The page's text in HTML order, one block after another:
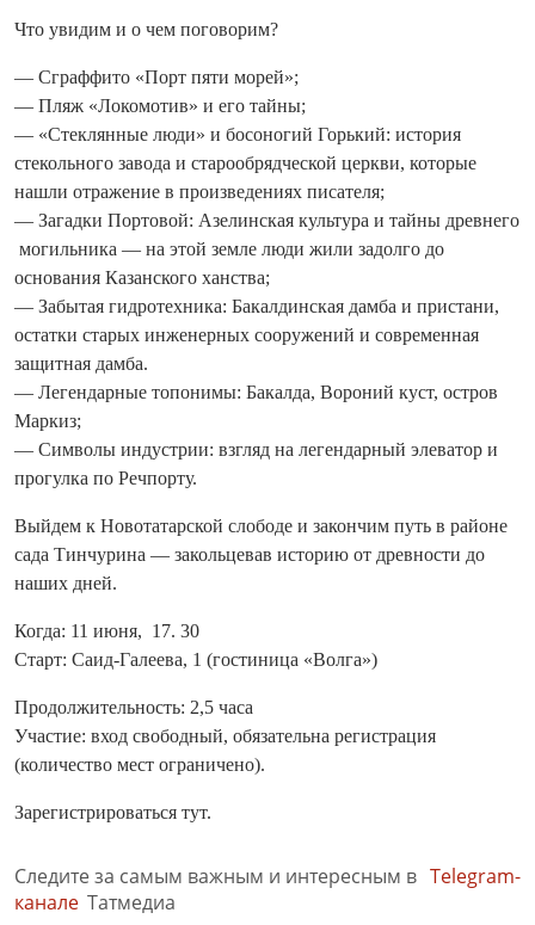
Что увидим и о чем поговорим?
— Сграффито «Порт пяти морей»;
— Пляж «Локомотив» и его тайны;
— «Стеклянные люди» и босоногий Горький: история
стекольного завода и старообрядческой церкви, которые
нашли отражение в произведениях писателя;
— Загадки Портовой: Азелинская культура и тайны древнего
могильника — на этой земле люди жили задолго до
основания Казанского ханства;
— Забытая гидротехника: Бакалдинская дамба и пристани,
остатки старых инженерных сооружений и современная
защитная дамба.
— Легендарные топонимы: Бакалда, Вороний куст, остров
Маркиз;
— Символы индустрии: взгляд на легендарный элеватор и
прогулка по Речпорту.
Выйдем к Новотатарской слободе и закончим путь в районе
сада Тинчурина — закольцевав историю от древности до
наших дней.
Когда: 11 июня, 17. 30
Старт: Саид-Галеева, 1 (гостиница «Волга»)
Продолжительность: 2,5 часа
Участие: вход свободный, обязательна регистрация
(количество мест ограничено).
Зарегистрироваться тут.
Следите за самым важным и интересным в Telegram-
канале Татмедиа